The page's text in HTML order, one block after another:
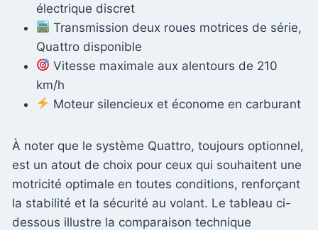
électrique discret
Transmission deux roues motrices de série,
Quattro disponible
Vitesse maximale aux alentours de 210
km/h
Moteur silencieux et économe en carburant
À noter que le système Quattro, toujours optionnel,
est un atout de choix pour ceux qui souhaitent une
motricité optimale en toutes conditions, renforçant
la stabilité et la sécurité au volant. Le tableau ci-
dessous illustre la comparaison technique